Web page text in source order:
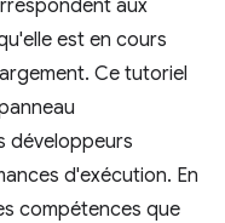
aux
est en cours
Ce tutoriel
développeurs
d'exécution. En
compétences que